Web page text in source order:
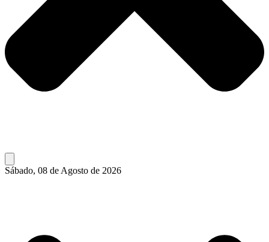
Sábado, 08 de Agosto de 2026